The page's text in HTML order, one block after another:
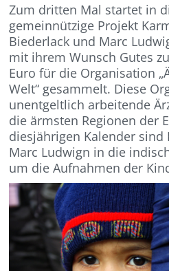
Zum dritten Mal startet in
gemeinnützige Projekt
Biederlack und Marc
mit ihrem Wunsch Gutes
Euro für die Organisation
Welt“ gesammelt. Diese
unentgeltlich arbeitende
die ärmsten Regionen der
diesjährigen Kalender
Marc Ludwign in die
um die Aufnahmen der